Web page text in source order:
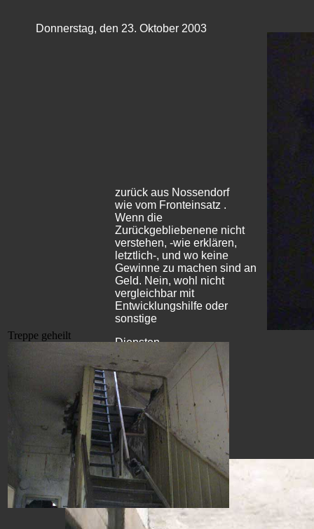
Donnerstag, den 23. Oktober 2003
zurück aus Nossendorf
wie vom Fronteinsatz .
Wenn die
Zurückgebliebenene nicht
verstehen, -wie erklären,
letztlich-, und wo keine
Gewinne zu machen sind an
Geld. Nein, wohl nicht
vergleichbar mit
Entwicklungshilfe oder
sonstige
Diensten.
Treppe geheilt